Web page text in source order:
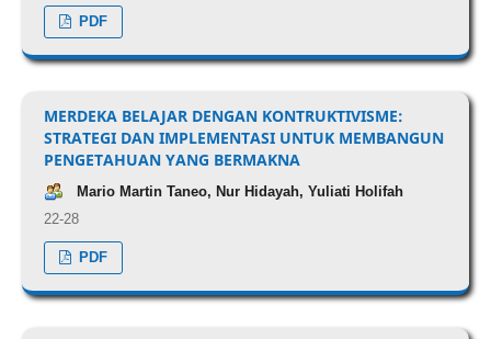
PDF
MERDEKA BELAJAR DENGAN KONTRUKTIVISME:
STRATEGI DAN IMPLEMENTASI UNTUK MEMBANGUN
PENGETAHUAN YANG BERMAKNA
Mario Martin Taneo, Nur Hidayah, Yuliati Holifah
22-28
PDF